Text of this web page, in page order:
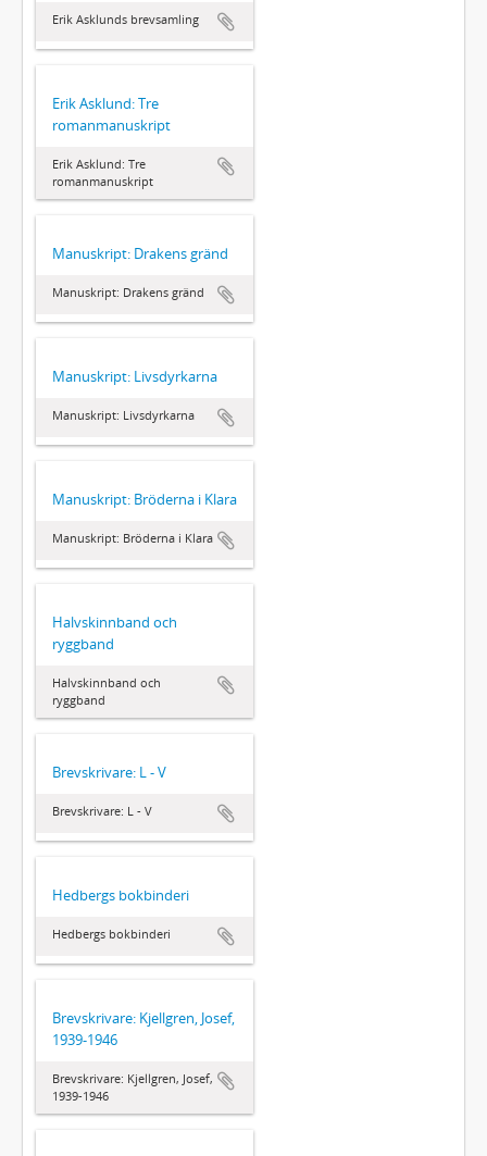
Erik Asklunds brevsamling
Erik Asklund: Tre
romanmanuskript
Erik Asklund: Tre
romanmanuskript
Manuskript: Drakens gränd
Manuskript: Drakens gränd
Manuskript: Livsdyrkarna
Manuskript: Livsdyrkarna
Manuskript: Bröderna i Klara
Manuskript: Bröderna i Klara
Halvskinnband och
ryggband
Halvskinnband och
ryggband
Brevskrivare: L - V
Brevskrivare: L - V
Hedbergs bokbinderi
Hedbergs bokbinderi
Brevskrivare: Kjellgren, Josef,
1939-1946
Brevskrivare: Kjellgren, Josef,
1939-1946